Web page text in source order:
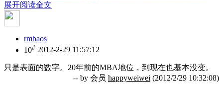
展开阅读全文
rmbaos
10# 2012-2-29 11:57:12
只是表面的数字。20年前的MBA地位，到现在也基本没变。
-- by 会员 happyweiwei (2012/2/29 10:32:08)